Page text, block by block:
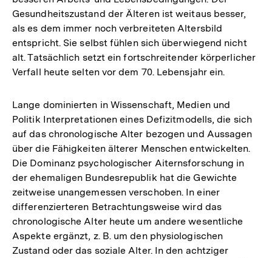
Gesundheitszustand der Älteren ist weitaus besser,
als es dem immer noch verbreiteten Altersbild
entspricht. Sie selbst fühlen sich überwiegend nicht
alt. Tatsächlich setzt ein fortschreitender körperlicher
Verfall heute selten vor dem 70. Lebensjahr ein.
Lange dominierten in Wissenschaft, Medien und
Politik Interpretationen eines Defizitmodells, die sich
auf das chronologische Alter bezogen und Aussagen
über die Fähigkeiten älterer Menschen entwickelten.
Die Dominanz psychologischer Aiternsforschung in
der ehemaligen Bundesrepublik hat die Gewichte
zeitweise unangemessen verschoben. In einer
differenzierteren Betrachtungsweise wird das
chronologische Alter heute um andere wesentliche
Aspekte ergänzt, z. B. um den physiologischen
Zustand oder das soziale Alter. In den achtziger